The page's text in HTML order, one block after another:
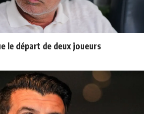
le départ de deux joueurs